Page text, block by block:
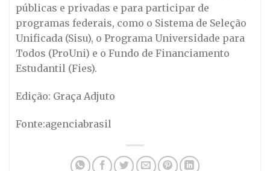
públicas e privadas e para participar de
programas federais, como o Sistema de Seleção
Unificada (Sisu), o Programa Universidade para
Todos (ProUni) e o Fundo de Financiamento
Estudantil (Fies).
Edição: Graça Adjuto
Fonte:agenciabrasil